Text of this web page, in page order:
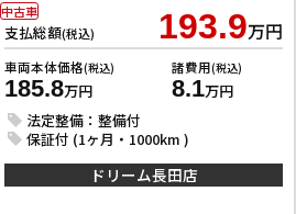
支払総額(税込) 193.9万円
車両本体価格(税込)
185.8万円
諸費用(税込)
8.1万円
法定整備：整備付
保証付 (1ヶ月・1000km )
中古車
ドリーム長田店